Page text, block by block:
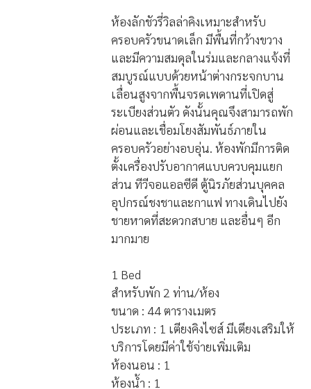
Luxury Villa King
ห้องลักชัวรี่วิลล่าคิงเหมาะสำหรับ
ครอบครัวขนาดเล็ก มีพื้นที่กว้างขวาง
และมีความสมดุลในร่มและกลางแจ้งที่
สมบูรณ์แบบด้วยหน้าต่างกระจกบาน
เลื่อนสูงจากพื้นจรดเพดานที่เปิดสู่
ระเบียงส่วนตัว ดังนั้นคุณจึงสามารถพัก
ผ่อนและเชื่อมโยงสัมพันธ์ภายใน
ครอบครัวอย่างอบอุ่น. ห้องพักมีการติด
ตั้งเครื่องปรับอากาศแบบควบคุมแยก
ส่วน ทีวีจอแอลซีดี ตู้นิรภัยส่วนบุคคล
อุปกรณ์ชงชาและกาแฟ ทางเดินไปยัง
มากมาย
1 Bed
สำหรับพัก 2 ท่าน/ห้อง
ขนาด : 44 ตารางเมตร
ประเภท : 1 เตียงคิงไซส์ มีเตียงเสริมให้
บริการโดยมีค่าใช้จ่ายเพิ่มเติม